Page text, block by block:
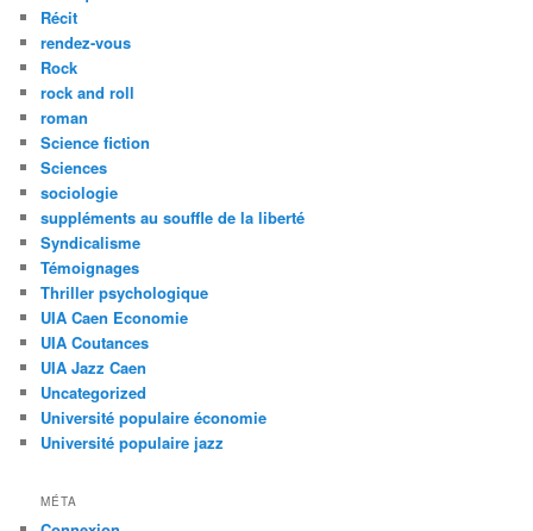
Récit
rendez-vous
Rock
rock and roll
roman
Science fiction
Sciences
sociologie
suppléments au souffle de la liberté
Syndicalisme
Témoignages
Thriller psychologique
UIA Caen Economie
UIA Coutances
UIA Jazz Caen
Uncategorized
Université populaire économie
Université populaire jazz
MÉTA